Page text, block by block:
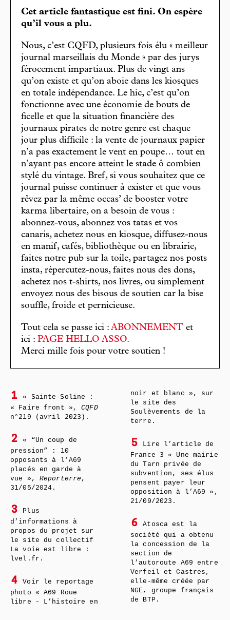
Cet article fantastique est fini. On espère
qu’il vous a plu.
Nous, c’est CQFD, plusieurs fois élu « meilleur
journal marseillais du Monde » par des jurys
férocement impartiaux. Plus de vingt ans
qu’on existe et qu’on aboie dans les kiosques
en totale indépendance. Le hic, c’est qu’on
fonctionne avec une économie de bouts de
ficelle et que la situation financière des
journaux pirates de notre genre est chaque
jour plus difficile : la vente de journaux papier
n’a pas exactement le vent en poupe… tout en
n’ayant pas encore atteint le stade ô combien
stylé du vintage. Bref, si vous souhaitez que ce
journal puisse continuer à exister et que vous
rêvez par la même occas’ de booster votre
karma libertaire, on a besoin de vous :
abonnez-vous, abonnez vos tatas et vos
canaris, achetez nous en kiosque, diffusez-nous
en manif, cafés, bibliothèque ou en librairie,
faites notre pub sur la toile, partagez nos posts
insta, répercutez-nous, faites nous des dons,
achetez nos t-shirts, nos livres, ou simplement
envoyez nous des bisous de soutien car la bise
souffle, froide et pernicieuse.
Tout cela se passe ici : ABONNEMENT et
ici : PAGE HELLO ASSO.
Merci mille fois pour votre soutien !
1
« Sainte-Soline :
« Faire front »,CQFD
n°219 (avril 2023).
2
« “Un coup de
pression” : 10
opposants à l’A69
placés en garde à
vue », Reporterre ,
31/05/2024.
3
Plus
d’informations à
propos du projet sur
le site du collectif
La voie est libre :
lvel.fr.
4
Voir le reportage
photo « A69 Roue
libre - L’histoire en
noir et blanc », sur
le site des
Soulèvements de la
terre.
5
Lire l’article de
France 3 « Une mairie
du Tarn privée de
subvention, ses élus
pensent payer leur
opposition à l’A69 »,
21/09/2023.
6
Atosca est la
société qui a obtenu
la concession de la
section de
l’autoroute A69 entre
Verfeil et Castres,
elle-même créée par
NGE, groupe français
de BTP.